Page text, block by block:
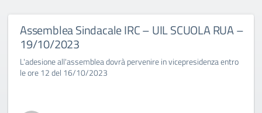
Assemblea Sindacale IRC – UIL SCUOLA RUA –
19/10/2023
L'adesione all'assemblea dovrà pervenire in vicepresidenza entro
le ore 12 del 16/10/2023